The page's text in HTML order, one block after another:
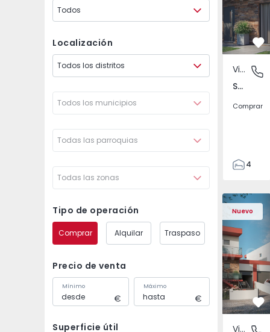
Todos
Localización
Todos los distritos
Todos los municipios
Todas las parroquias
Todas las zonas
Tipo de operación
Comprar Alquilar Traspaso
Precio de venta
Mínimo Máximo
Superficie útil
São
Vivienda Pareada
São João das Lampas e Terrugem, Lisboa
Comprar
4
135
193
240
Nuevo
Vivienda Pareada
Vivienda
Vivienda Pareada